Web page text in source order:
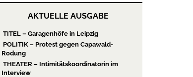
AKTUELLE AUSGABE
TITEL – Garagenhöfe in Leipzig
POLITIK – Protest gegen Capawald-
Rodung
THEATER – Intimitätskoordinatorin im
Interview